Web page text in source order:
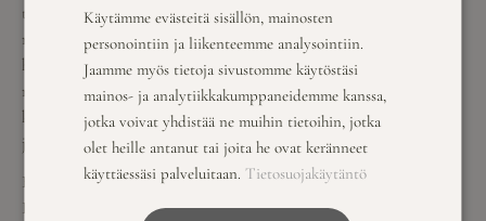
tarjoavatgastronomisen matkan suomalaiseen
makumaailmaan. Häämenun suunnittelussa voidaan
hyödyntää paikallisia raaka-aineita, kuten järvikalaa,
metsäsieniä, marjoja ja riistaa. Paikallisten tuottajien
kautta saadaan tuoreimmat ja puhtaimmat raaka-aineet,
jotka takaavat makuelämyksen juhlavieraille.
Häämenut räätälöidään aina hääparin toiveiden mukaan.
Perinteisen menun rinnalla voidaan tarjota moderneja
Käytämme evästeitä sisällön, mainosten
personointiin ja liikenteemme analysointiin.
Jaamme myös tietoja sivustomme käytöstäsi
mainos- ja analytiikkakumppaneidemme kanssa,
jotka voivat yhdistää ne muihin tietoihin, jotka
olet heille antanut tai joita he ovat keränneet
käyttäessäsi palveluitaan. Tietosuojakäytäntö